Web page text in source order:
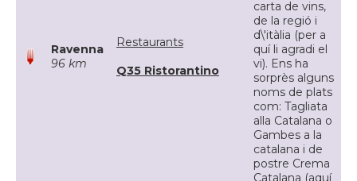
Ravenna
96 km
Restaurants
Q35 Ristorantino
carta de vins,
de la regió i
d\'itàlia (per a
quí li agradi el
vi). Ens ha
sorprès alguns
noms de plats
com: Tagliata
alla Catalana o
Gambes a la
catalana i de
postre Crema
Catalana (aquí